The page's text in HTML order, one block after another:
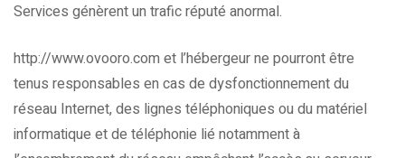
Services génèrent un trafic réputé anormal.
http://www.ovooro.com et l’hébergeur ne pourront être
tenus responsables en cas de dysfonctionnement du
réseau Internet, des lignes téléphoniques ou du matériel
informatique et de téléphonie lié notamment à